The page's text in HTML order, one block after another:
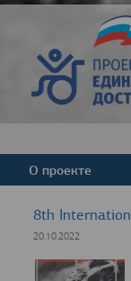
О проекте
8th
20.10.2022